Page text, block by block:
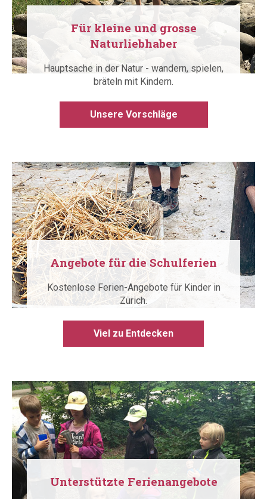
Für kleine und grosse
Naturliebhaber
Hauptsache in der Natur - wandern, spielen,
bräteln mit Kindern.
Unsere Vorschläge
Angebote für die Schulferien
Kostenlose Ferien-Angebote für Kinder in
Zürich.
Viel zu Entdecken
Unterstützte Ferienangebote